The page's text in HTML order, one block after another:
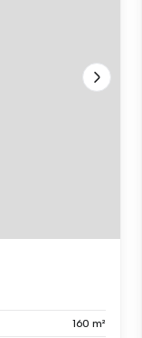
160 m²